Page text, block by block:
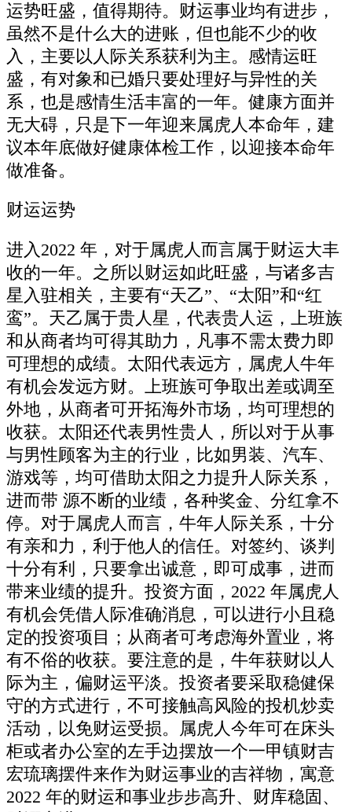
运势旺盛，值得期待。财运事业均有进步，
虽然不是什么大的进账，但也能不少的收
入，主要以人际关系获利为主。感情运旺
盛，有对象和已婚只要处理好与异性的关
系，也是感情生活丰富的一年。健康方面并
无大碍，只是下一年迎来属虎人本命年，建
议本年底做好健康体检工作，以迎接本命年
做准备。
财运运势
进入2022 年，对于属虎人而言属于财运大丰
收的一年。之所以财运如此旺盛，与诸多吉
星入驻相关，主要有“天乙”、“太阳”和“红
鸾”。天乙属于贵人星，代表贵人运，上班族
和从商者均可得其助力，凡事不需太费力即
可理想的成绩。太阳代表远方，属虎人牛年
有机会发远方财。上班族可争取出差或调至
外地，从商者可开拓海外市场，均可理想的
收获。太阳还代表男性贵人，所以对于从事
与男性顾客为主的行业，比如男装、汽车、
游戏等，均可借助太阳之力提升人际关系，
进而带 源不断的业绩，各种奖金、分红拿不
停。对于属虎人而言，牛年人际关系，十分
有亲和力，利于他人的信任。对签约、谈判
十分有利，只要拿出诚意，即可成事，进而
带来业绩的提升。投资方面，2022 年属虎人
有机会凭借人际准确消息，可以进行小且稳
定的投资项目；从商者可考虑海外置业，将
有不俗的收获。要注意的是，牛年获财以人
际为主，偏财运平淡。投资者要采取稳健保
守的方式进行，不可接触高风险的投机炒卖
活动，以免财运受损。属虎人今年可在床头
柜或者办公室的左手边摆放一个一甲镇财吉
宏琉璃摆件来作为财运事业的吉祥物，寓意
2022 年的财运和事业步步高升、财库稳固、